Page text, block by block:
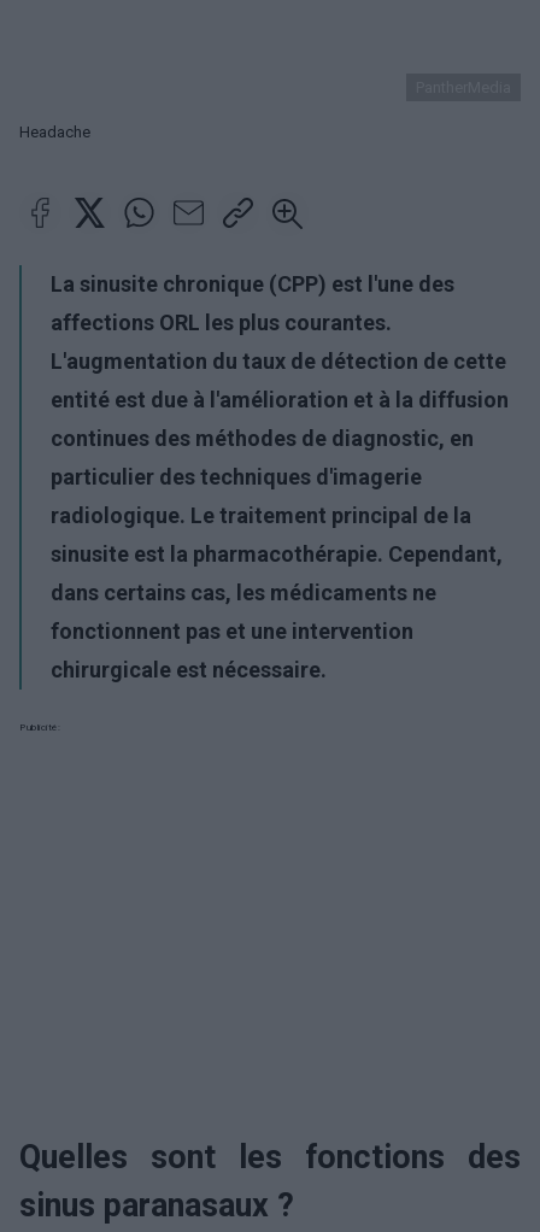
Headache
La sinusite chronique (CPP) est l'une des
affections ORL les plus courantes.
L'augmentation du taux de détection de cette
entité est due à l'amélioration et à la diffusion
continues des méthodes de diagnostic, en
particulier des techniques d'imagerie
radiologique. Le traitement principal de la
sinusite est la pharmacothérapie. Cependant,
dans certains cas, les médicaments ne
fonctionnent pas et une intervention
chirurgicale est nécessaire.
Publicité:
Quelles sont les fonctions des
sinus paranasaux ?